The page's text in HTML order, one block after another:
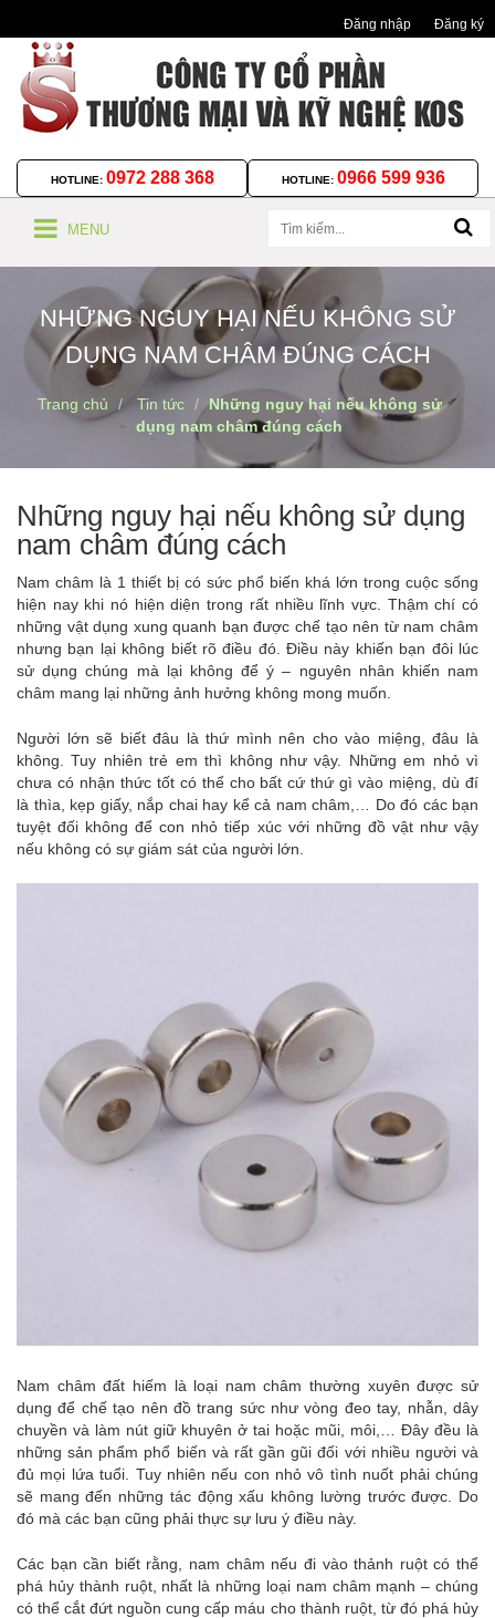
Đăng nhập Đăng ký
HOTLINE: 0972 288 368 HOTLINE: 0966 599 936
MENU
NHỮNG NGUY HẠI NẾU KHÔNG SỬ
DỤNG NAM CHÂM ĐÚNG CÁCH
Trang chủ Tin tức
Những nguy hại nếu không sử
dụng nam châm đúng cách
Những nguy hại nếu không sử dụng
nam châm đúng cách
Nam châm là 1 thiết bị có sức phổ biến khá lớn trong cuộc sống
hiện nay khi nó hiện diện trong rất nhiều lĩnh vực. Thậm chí có
những vật dụng xung quanh bạn được chế tạo nên từ nam châm
nhưng bạn lại không biết rõ điều đó. Điều này khiến bạn đôi lúc
sử dụng chúng mà lại không để ý – nguyên nhân khiến nam
châm mang lại những ảnh hưởng không mong muốn.
Người lớn sẽ biết đâu là thứ mình nên cho vào miệng, đâu là
không. Tuy nhiên trẻ em thì không như vậy. Những em nhỏ vì
chưa có nhận thức tốt có thể cho bất cứ thứ gì vào miệng, dù đí
là thìa, kẹp giấy, nắp chai hay kể cả nam châm,… Do đó các bạn
tuyệt đối không để con nhỏ tiếp xúc với những đồ vật như vậy
nếu không có sự giám sát của người lớn.
Nam châm đất hiếm là loại nam châm thường xuyên được sử
dụng để chế tạo nên đồ trang sức như vòng đeo tay, nhẫn, dây
chuyền và làm nút giữ khuyên ở tai hoặc mũi, môi,… Đây đều là
những sản phẩm phổ biến và rất gần gũi đối với nhiều người và
đủ mọi lứa tuổi. Tuy nhiên nếu con nhỏ vô tình nuốt phải chúng
sẽ mang đến những tác động xấu không lường trước được. Do
đó mà các bạn cũng phải thực sự lưu ý điều này.
Các bạn cần biết rằng, nam châm nếu đi vào thảnh ruột có thể
phá hủy thành ruột, nhất là những loại nam châm mạnh – chúng
có thể cắt đứt nguồn cung cấp máu cho thành ruột, từ đó phá hủy